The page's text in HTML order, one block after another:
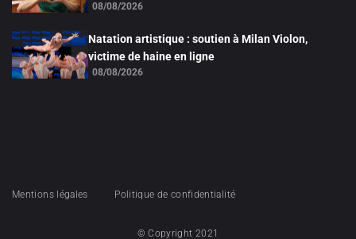
08/08/2026
Natation artistique : soutien à Milan Violon,
victime de haine en ligne
08/08/2026
Mentions légales Politique de confidentialité
© Copyright 2021